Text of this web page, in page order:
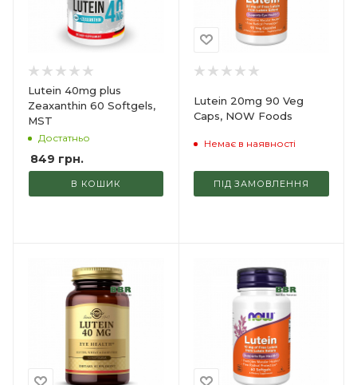
Lutein 40mg plus
Zeaxanthin 60 Softgels,
MST
Достатньо
849 грн.
В КОШИК
Lutein 20mg 90 Veg
Caps, NOW Foods
Немає в наявності
ПІД ЗАМОВЛЕННЯ